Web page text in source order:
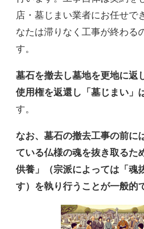
浦郡勝浦町大字
久国字久保田3
0885-42-2511
浦
福
西郡石井町高川
原字高川原121-
〒
西
那賀町役場
〒771-5295 那
賀郡那賀町和食
郷字南川104-1
牟
〒
部
中
美波町役場 海
店・墓じまい業者にお任せで
なたは滞りなく工事が終わる
す。
墓石を撤去し墓地を更地に返
使用権を返還し「墓じまい」
す。
なお、墓石の撤去工事の前に
ている仏様の魂を抜き取るた
供養」（宗派によっては「魂
す）を執り行うことが一般的